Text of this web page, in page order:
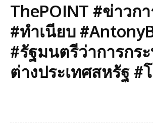
ThePOINT #ข่าวกา
#ทำเนียบ
#รัฐมนตรีว่าการกร
ต่างประเทศสหรัฐ #